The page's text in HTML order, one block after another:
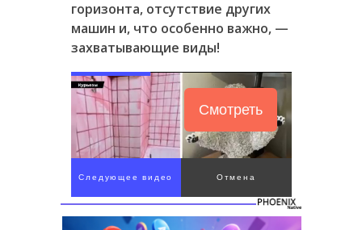
горизонта, отсутствие других
машин и, что особенно важно, —
захватывающие виды!
Смотреть
Следующее видео Отмена